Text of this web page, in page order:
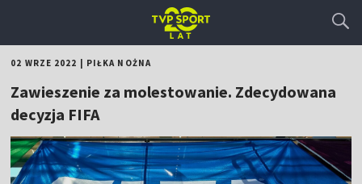
02 WRZE 2022 PIŁKA NOŻNA
Zawieszenie za molestowanie. Zdecydowana
decyzja FIFA